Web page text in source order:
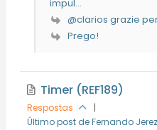
impul...
@clarios grazie
Prego!
Timer (REF189)
Respostas
|
Último post de Fernando Jerez